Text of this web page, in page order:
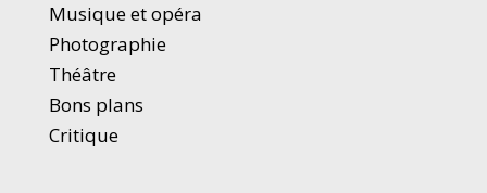
Musique et opéra
Photographie
Théâtre
Bons plans
Critique